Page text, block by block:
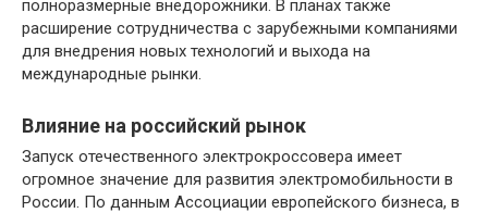
полноразмерные внедорожники. В планах также
расширение сотрудничества с зарубежными компаниями
для внедрения новых технологий и выхода на
международные рынки.
Влияние на российский рынок
Запуск отечественного электрокроссовера имеет
огромное значение для развития электромобильности в
России. По данным Ассоциации европейского бизнеса, в